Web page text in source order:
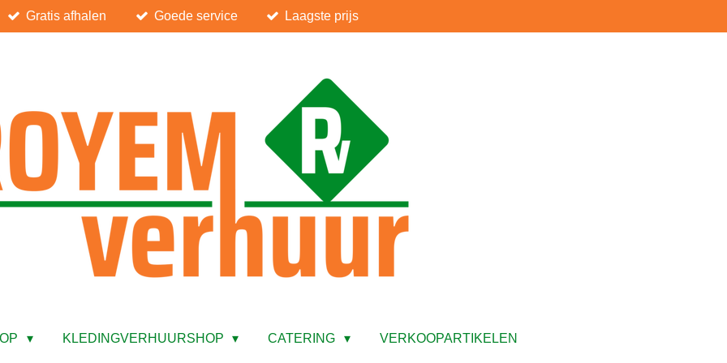
Gratis afhalen Goede service Laagste prijs
KLEDINGVERHUURSHOP CATERING VERKOOPARTIKELEN